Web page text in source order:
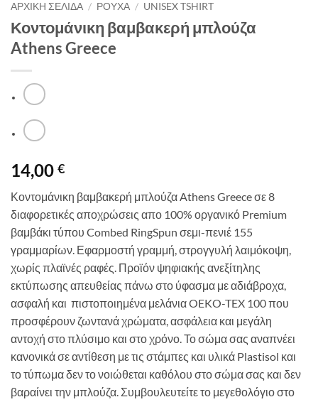
ΑΡΧΙΚΉ ΣΕΛΊΔΑ / ΡΟΥΧΑ / UNISEX TSHIRT
Κοντομάνικη βαμβακερή μπλούζα
Athens Greece
14,00 €
Κοντομάνικη βαμβακερή μπλούζα Athens Greece σε 8
διαφορετικές αποχρώσεις απο 100% οργανικό Premium
βαμβάκι τύπου Combed RingSpun σεμι-πενιέ 155
γραμμαρίων. Εφαρμοστή γραμμή, στρογγυλή λαιμόκοψη,
χωρίς πλαϊνές ραφές. Προϊόν ψηφιακής ανεξίτηλης
εκτύπωσης απευθείας πάνω στο ύφασμα με αδιάβροχα,
ασφαλή και πιστοποιημένα μελάνια OEKO-TEX 100 που
προσφέρουν ζωντανά χρώματα, ασφάλεια και μεγάλη
αντοχή στο πλύσιμο και στο χρόνο. Το σώμα σας αναπνέει
κανονικά σε αντίθεση με τις στάμπες και υλικά Plastisol και
το τύπωμα δεν το νοιώθεται καθόλου στο σώμα σας και δεν
βαραίνει την μπλούζα. Συμβουλευτείτε το μεγεθολόγιο στο